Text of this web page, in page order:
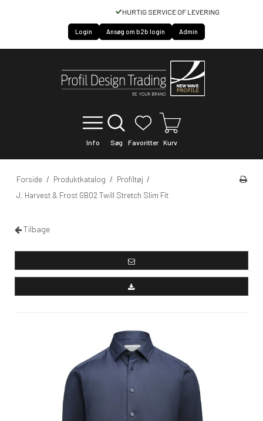
HURTIG SERVICE OF LEVERING
Login Ansøg om b2b login Admin
Info Søg Favoritter Kurv
Forside / Produktkatalog / Profiltøj /
J. Harvest & Frost GB02 Twill Stretch Slim Fit
Tilbage